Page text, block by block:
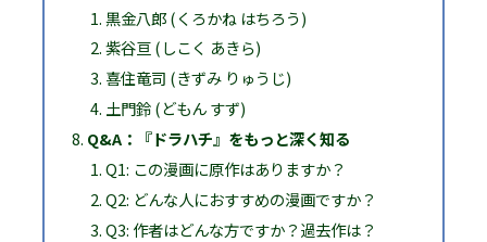
黒金八郎 (くろかね はちろう)
紫谷亘 (しこく あきら)
喜住竜司 (きずみ りゅうじ)
土門鈴 (どもん すず)
Q&A：『ドラハチ』をもっと深く知る
Q1: この漫画に原作はありますか？
Q2: どんな人におすすめの漫画ですか？
Q3: 作者はどんな方ですか？過去作は？